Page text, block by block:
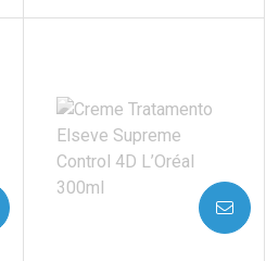
Laboratório
Por Menos
AVISE-ME